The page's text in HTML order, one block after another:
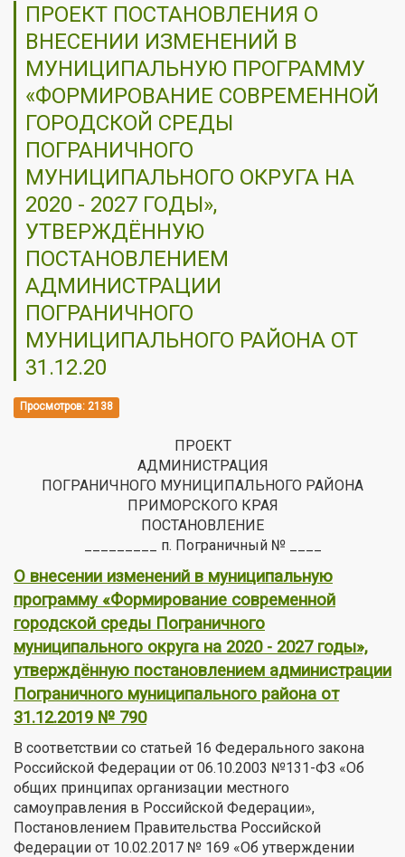
ПРОЕКТ ПОСТАНОВЛЕНИЯ О
ВНЕСЕНИИ ИЗМЕНЕНИЙ В
МУНИЦИПАЛЬНУЮ ПРОГРАММУ
«ФОРМИРОВАНИЕ СОВРЕМЕННОЙ
ГОРОДСКОЙ СРЕДЫ
ПОГРАНИЧНОГО
МУНИЦИПАЛЬНОГО ОКРУГА НА
2020 - 2027 ГОДЫ»,
УТВЕРЖДЁННУЮ
ПОСТАНОВЛЕНИЕМ
АДМИНИСТРАЦИИ
ПОГРАНИЧНОГО
МУНИЦИПАЛЬНОГО РАЙОНА ОТ
31.12.20
Просмотров: 2138
ПРОЕКТ
АДМИНИСТРАЦИЯ
ПОГРАНИЧНОГО МУНИЦИПАЛЬНОГО РАЙОНА
ПРИМОРСКОГО КРАЯ
ПОСТАНОВЛЕНИЕ
_________ п. Пограничный № ____
О внесении изменений в муниципальную
программу «Формирование современной
городской среды Пограничного
муниципального округа на 2020 - 2027 годы»,
утверждённую постановлением администрации
Пограничного муниципального района от
31.12.2019 № 790
В соответствии со статьей 16 Федерального закона
Российской Федерации от 06.10.2003 №131-ФЗ «Об
общих принципах организации местного
самоуправления в Российской Федерации»,
Постановлением Правительства Российской
Федерации от 10.02.2017 № 169 «Об утверждении